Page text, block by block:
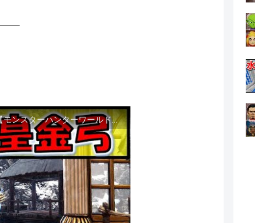
【MHW:IB】覚醒弓と皇金弓どっちが強いの？【モンスターハンターワールドアイスボーン】